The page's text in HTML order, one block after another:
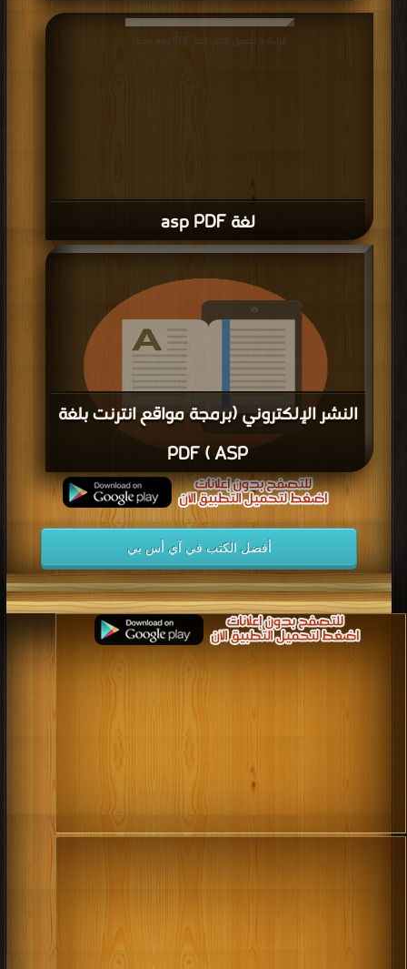
لغة asp PDF
قراءة و تحميل كتاب لغة asp PDF مجانا
النشر الإلكتروني (برمجة مواقع انترنت بلغة
ASP ) PDF
قراءة و تحميل كتاب النشر الإلكتروني (برمجة مواقع انترنت بلغة ASP ) PDF مجانا
أفضل الكتب في آي أس بي